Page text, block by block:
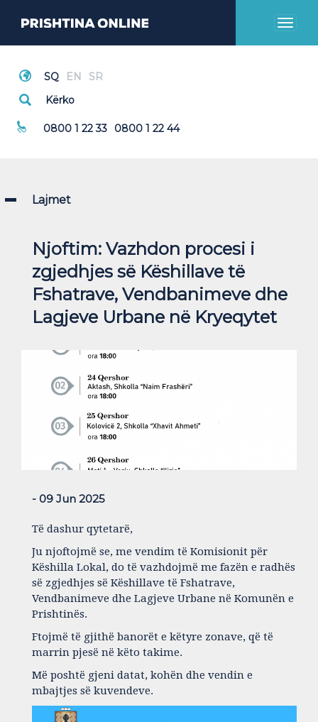
Toggle
Thirrje Emergjente
0800 1 22 33 0800 1 22 44
Lajmet
Njoftim: Vazhdon procesi i
zgjedhjes së Këshillave të
Fshatrave, Vendbanimeve dhe
Lagjeve Urbane në Kryeqytet
- 09 Jun 2025
Të dashur qytetarë,
Ju njoftojmë se, me vendim të Komisionit për
Këshilla Lokal, do të vazhdojmë me fazën e radhës
së zgjedhjes së Këshillave të Fshatrave,
Vendbanimeve dhe Lagjeve Urbane në Komunën e
Prishtinës.
Ftojmë të gjithë banorët e këtyre zonave, që të
marrin pjesë në këto takime.
Më poshtë gjeni datat, kohën dhe vendin e
mbajtjes së kuvendeve.